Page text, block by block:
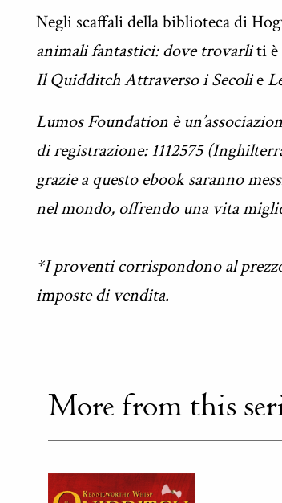
Negli scaffali della biblioteca di
animali fantastici: dove trovarliti è
Il Quidditch Attraverso i Secolie
Lumos Foundation è
di registrazione: 1112575
grazie a questo ebook saranno
nel mondo, offrendo una vita
*I proventi corrispondono al
imposte di vendita.
More from this